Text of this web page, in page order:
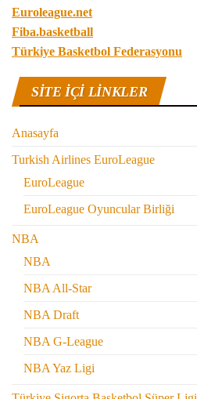
Euroleague.net
Fiba.basketball
Türkiye Basketbol Federasyonu
SITE IÇI LINKLER
Anasayfa
Turkish Airlines EuroLeague
EuroLeague
EuroLeague Oyuncular Birliği
NBA
NBA
NBA All-Star
NBA Draft
NBA G-League
NBA Yaz Ligi